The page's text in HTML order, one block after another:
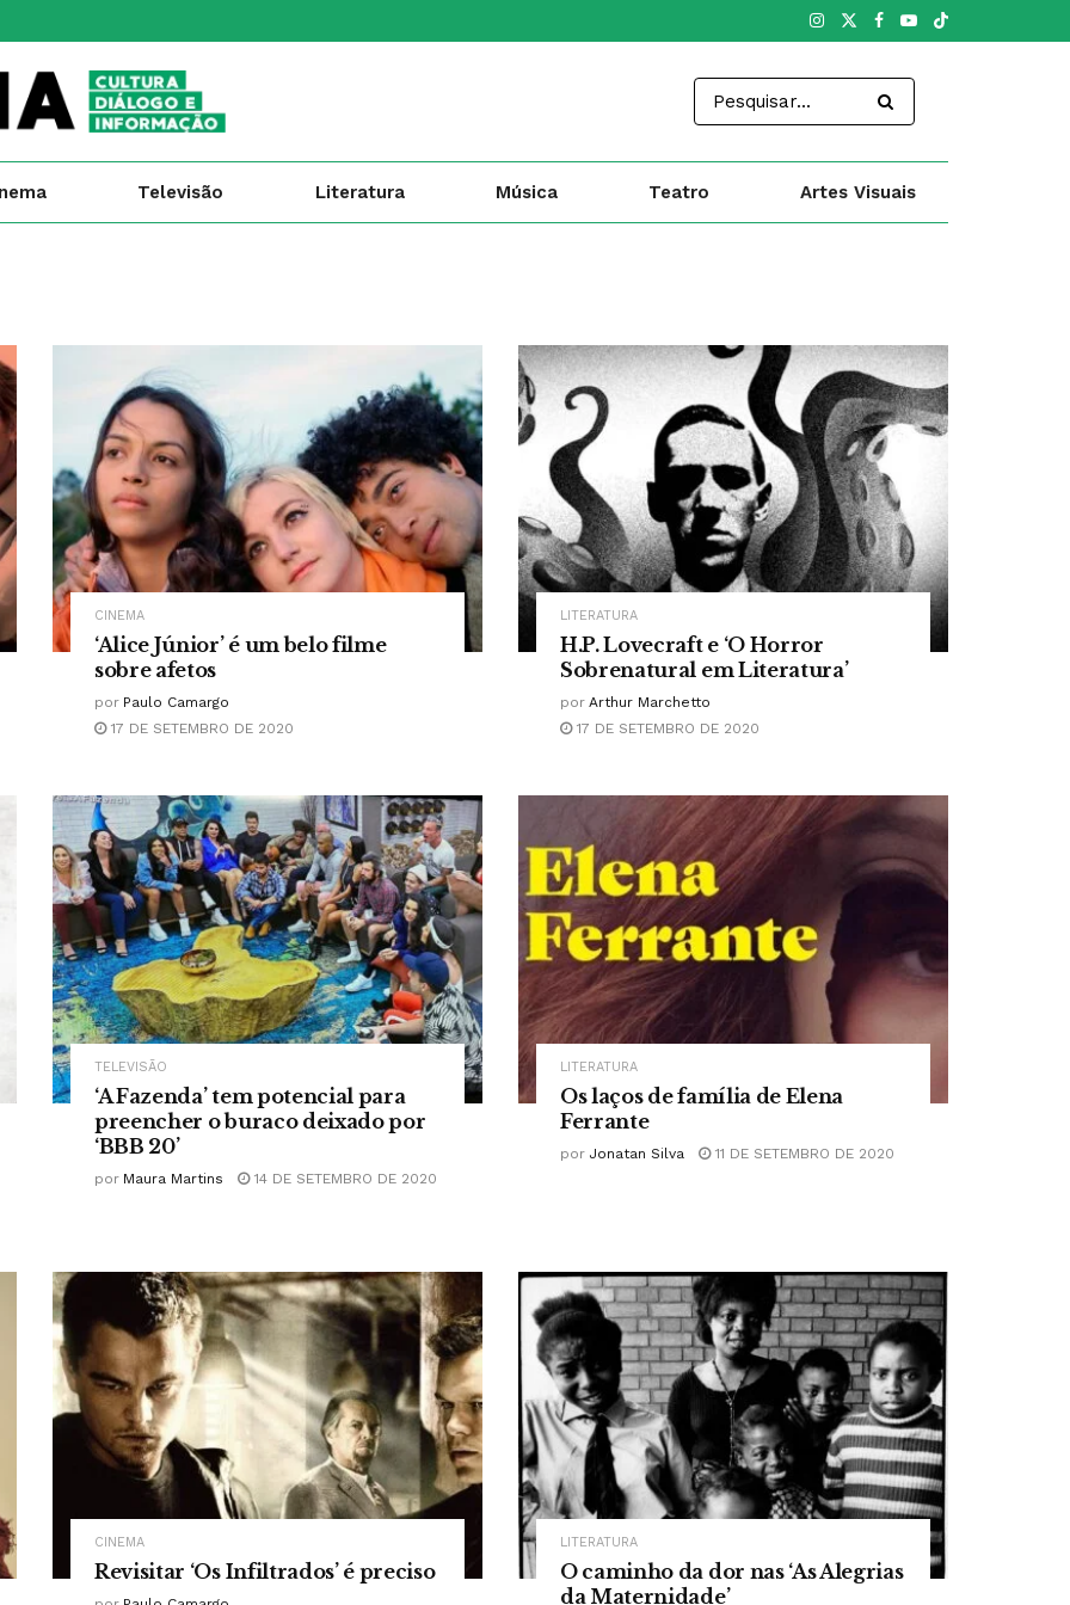
Televisão Literatura Música Teatro Artes Visuais
CINEMA
‘Alice Júnior’ é um belo filme
sobre afetos
por Paulo Camargo
17 DE SETEMBRO DE 2020
LITERATURA
H.P. Lovecraft e ‘O Horror
Sobrenatural em Literatura’
por Arthur Marchetto
17 DE SETEMBRO DE 2020
TELEVISÃO
‘A Fazenda’ tem potencial para
preencher o buraco deixado por
‘BBB 20’
por Maura Martins 14 DE SETEMBRO DE 2020
LITERATURA
Os laços de família de Elena
Ferrante
por Jonatan Silva 11 DE SETEMBRO DE 2020
CINEMA
Revisitar ‘Os Infiltrados’ é preciso
LITERATURA
O caminho da dor nas ‘As Alegrias
da Maternidade’